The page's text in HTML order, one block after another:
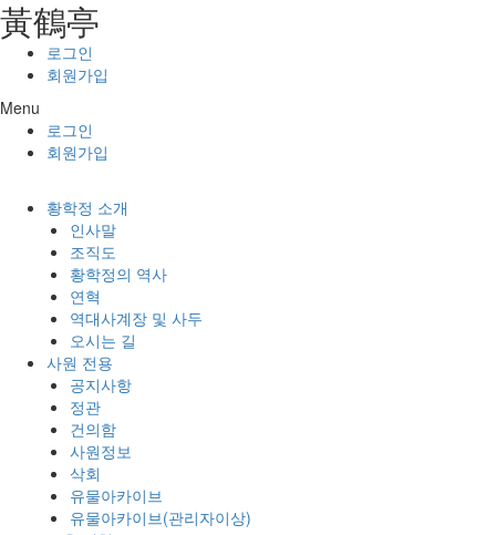
콘텐츠로
건너뛰기
⿈鶴亭
로그인
회원가입
Menu
로그인
회원가입
황학정 소개
인사말
조직도
황학정의 역사
연혁
역대사계장 및 사두
오시는 길
사원 전용
공지사항
정관
건의함
사원정보
삭회
유물아카이브
유물아카이브(관리자이상)